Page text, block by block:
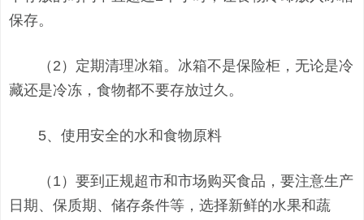
保存。
（2）定期清理冰箱。冰箱不是保险柜，无论是冷
藏还是冷冻，食物都不要存放过久。
5、使用安全的水和食物原料
（1）要到正规超市和市场购买食品，要注意生产
日期、保质期、储存条件等，选择新鲜的水果和蔬